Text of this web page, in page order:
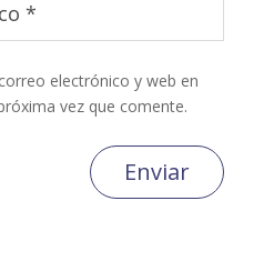
electrónico y web en
vez que comente.
Enviar